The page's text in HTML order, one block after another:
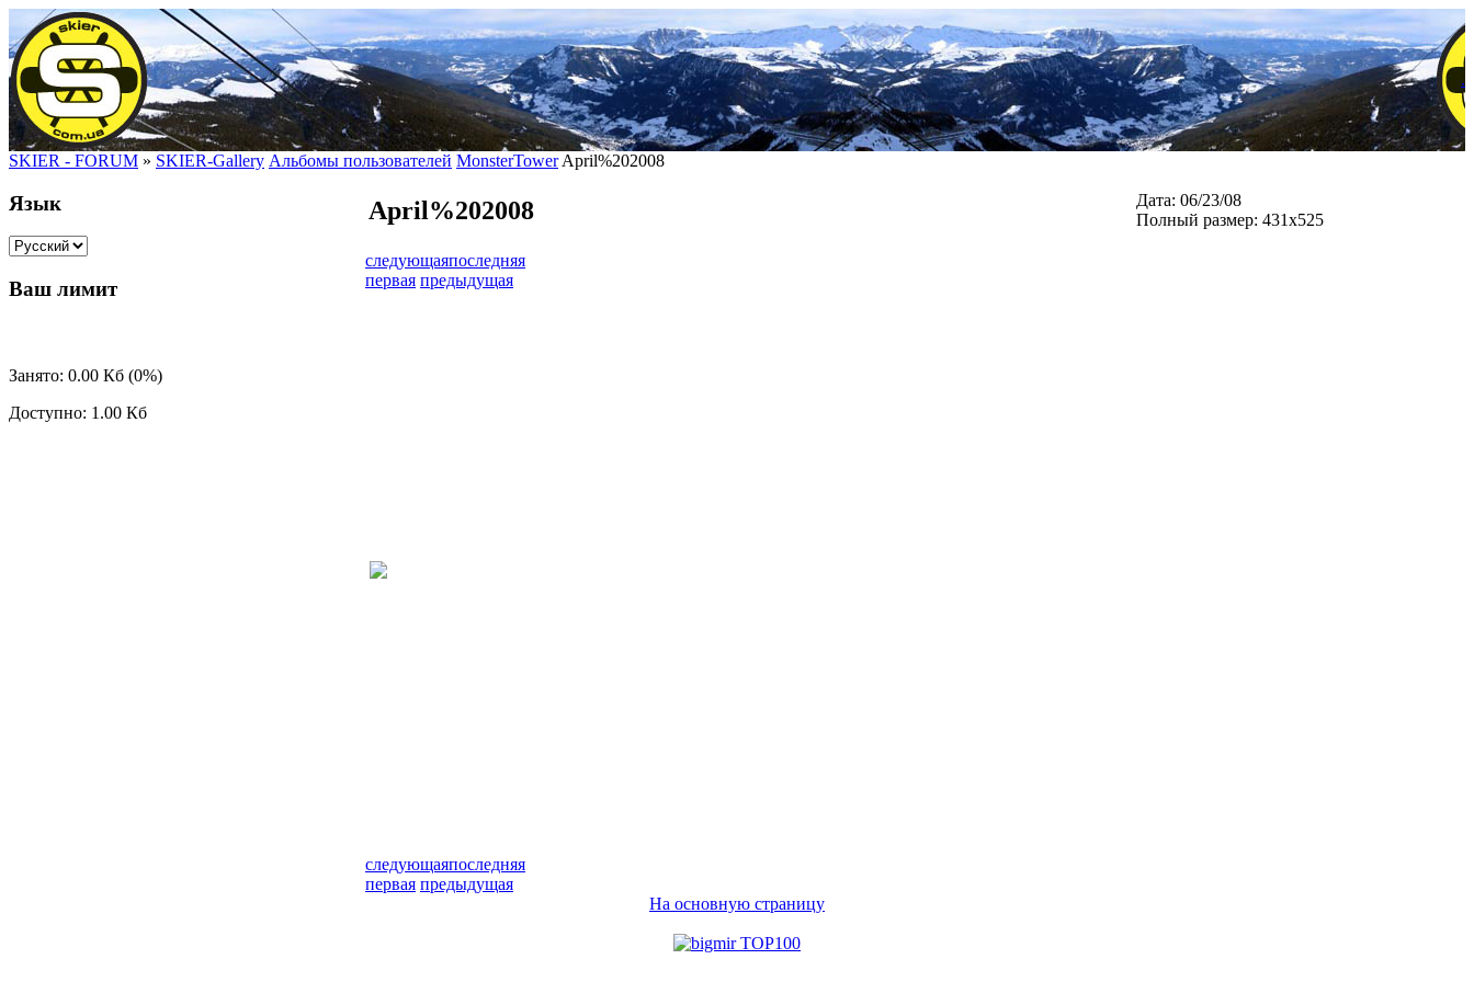
.
SKIER - FORUM » SKIER-Gallery Альбомы пользователей MonsterTower April%202008
Язык
Ваш лимит
Занято: 0.00 Кб (0%)
Доступно: 1.00 Кб
April%202008
Дата: 06/23/08
Полный размер: 431x525
следующаяпоследняя
первая предыдущая
следующаяпоследняя
первая предыдущая
На основную страницу